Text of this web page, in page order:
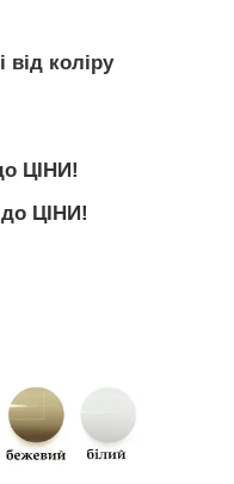
від коліру
ЦІНИ!
ЦІНИ!